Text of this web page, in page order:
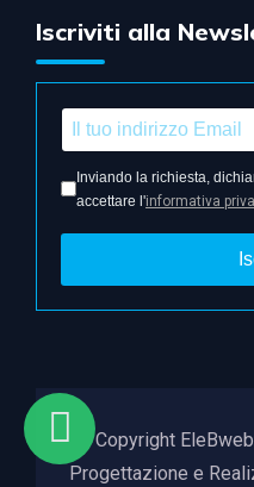
Iscriviti alla
Inviando la richiesta,
accettare l'informativa
Copyright
Progettazione e